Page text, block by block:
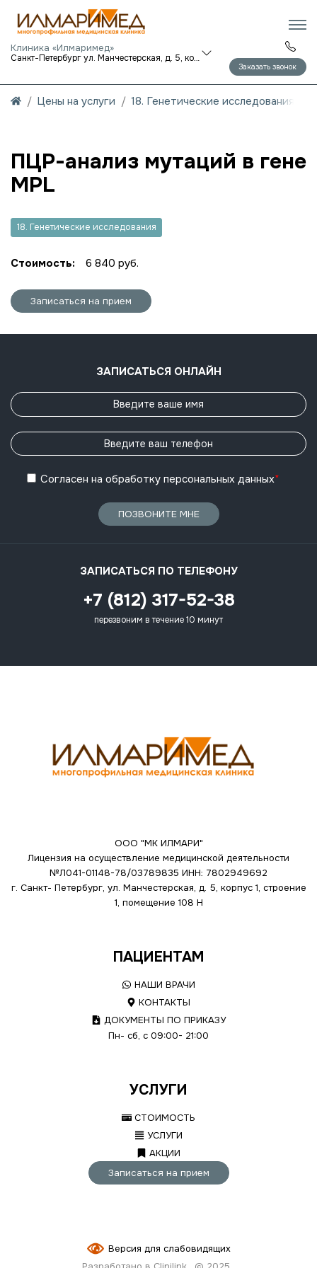
Клиника «Илмаримед»
Санкт-Петербург ул. Манчестерская, д. 5, корп. 1
Заказать звонок
Цены на услуги 18. Генетические исследования
ПЦР-анализ мутаций в гене
MPL
18. Генетические исследования
Стоимость: 6 840 руб.
Записаться на прием
ЗАПИСАТЬСЯ ОНЛАЙН
Согласен на обработку персональных данных*
ПОЗВОНИТЕ МНЕ
ЗАПИСАТЬСЯ ПО ТЕЛЕФОНУ
+7 (812) 317-52-38
перезвоним в течение 10 минут
ООО "МК ИЛМАРИ"
Лицензия на осуществление медицинской деятельности
№Л041-01148-78/03789835 ИНН: 7802949692
г. Санкт- Петербург, ул. Манчестерская, д. 5, корпус 1, строение
1, помещение 108 Н
ПАЦИЕНТАМ
НАШИ ВРАЧИ
КОНТАКТЫ
ДОКУМЕНТЫ ПО ПРИКАЗУ
Пн- сб, с 09:00- 21:00
УСЛУГИ
СТОИМОСТЬ
УСЛУГИ
АКЦИИ
Записаться на прием
Версия для слабовидящих